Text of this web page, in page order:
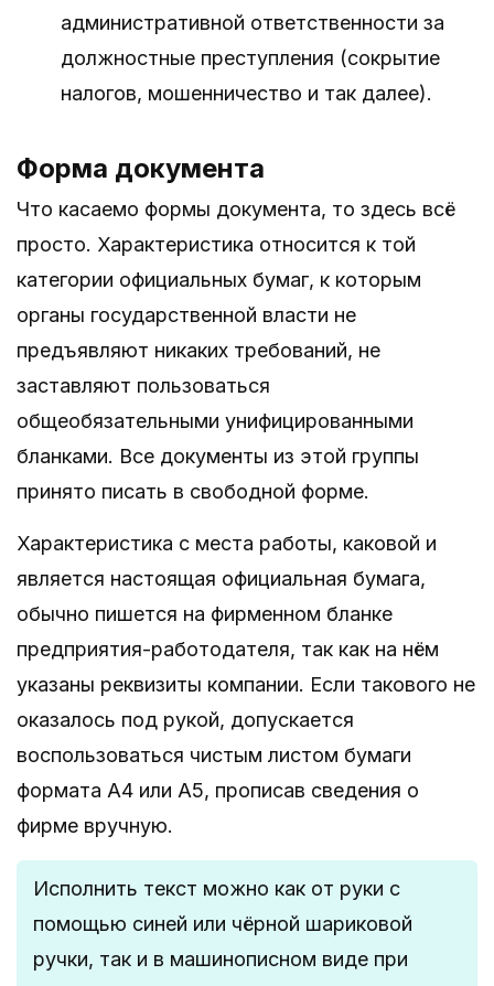
административной ответственности за
должностные преступления (сокрытие
налогов, мошенничество и так далее).
Форма документа
Что касаемо формы документа, то здесь всё
просто. Характеристика относится к той
категории официальных бумаг, к которым
органы государственной власти не
предъявляют никаких требований, не
заставляют пользоваться
общеобязательными унифицированными
бланками. Все документы из этой группы
принято писать в свободной форме.
Характеристика с места работы, каковой и
является настоящая официальная бумага,
обычно пишется на фирменном бланке
предприятия-работодателя, так как на нём
указаны реквизиты компании. Если такового не
оказалось под рукой, допускается
воспользоваться чистым листом бумаги
формата А4 или А5, прописав сведения о
фирме вручную.
Исполнить текст можно как от руки с
помощью синей или чёрной шариковой
ручки, так и в машинописном виде при